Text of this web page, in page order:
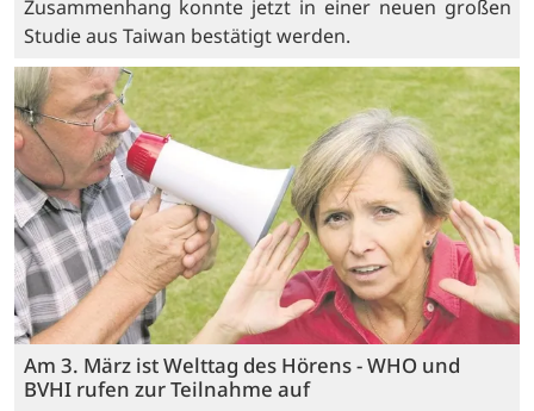
Zusammenhang konnte jetzt in einer neuen großen
Studie aus Taiwan bestätigt werden.
Am 3. März ist Welttag des Hörens - WHO und
BVHI rufen zur Teilnahme auf